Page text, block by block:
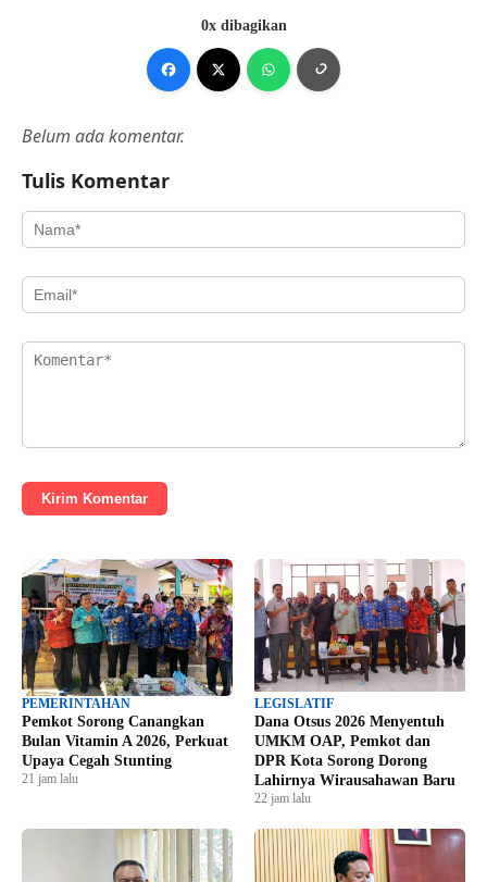
0x dibagikan
Belum ada komentar.
Tulis Komentar
Kirim Komentar
PEMERINTAHAN
Pemkot Sorong Canangkan
Bulan Vitamin A 2026, Perkuat
Upaya Cegah Stunting
21 jam lalu
LEGISLATIF
Dana Otsus 2026 Menyentuh
UMKM OAP, Pemkot dan
DPR Kota Sorong Dorong
Lahirnya Wirausahawan Baru
22 jam lalu